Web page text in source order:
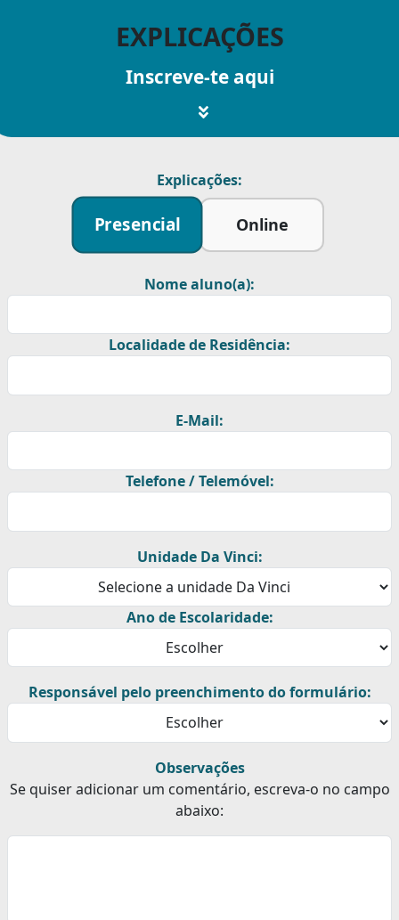
EXPLICAÇÕES
Inscreve-te aqui
Explicações:
Presencial Online
Nome aluno(a):
Localidade de Residência:
E-Mail:
Telefone / Telemóvel:
Unidade Da Vinci:
Ano de Escolaridade:
Responsável pelo preenchimento do formulário:
Observações
Se quiser adicionar um comentário, escreva-o no campo
abaixo: